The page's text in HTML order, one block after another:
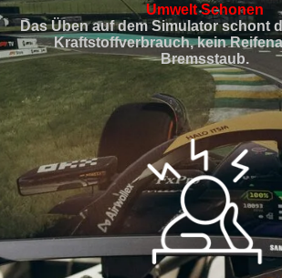
Umwelt Schonen
Das Üben auf dem Simulator schont
Kraftstoffverbrauch, kein
Bremsstaub.